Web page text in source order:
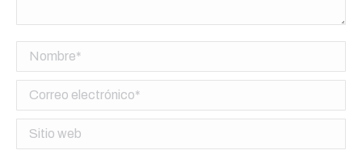
Nombre *
Correo electrónico *
Sitio web